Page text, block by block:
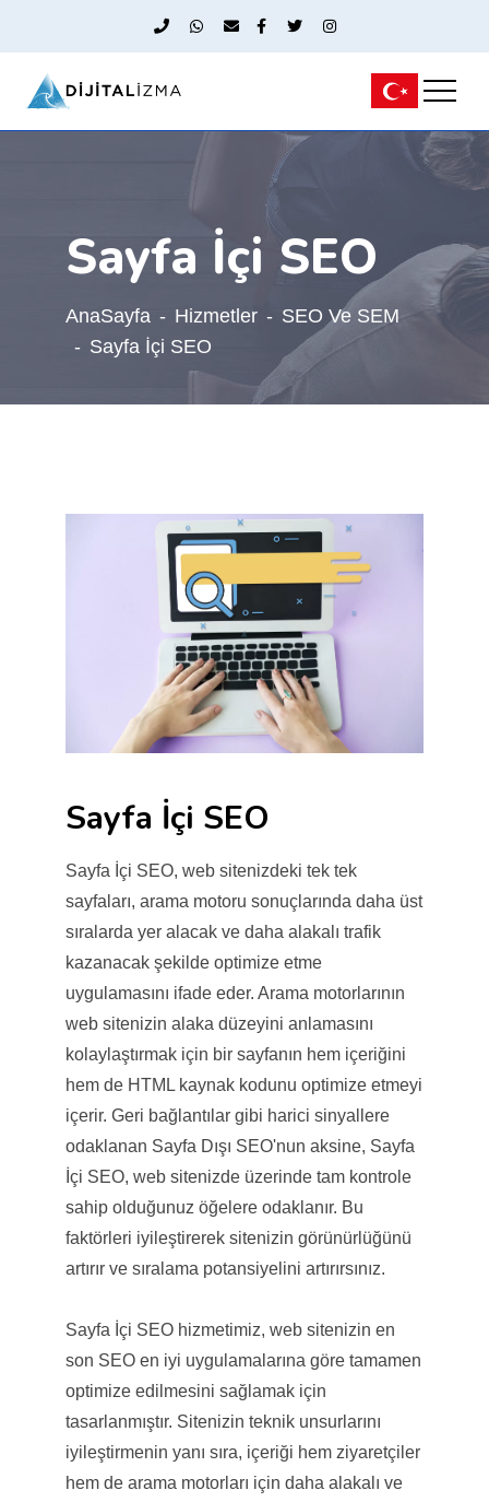
Sayfa İçi SEO
AnaSayfa Hizmetler
SEO Ve SEM
Sayfa İçi SEO
Sayfa İçi SEO
Sayfa İçi SEO, web sitenizdeki tek tek
sayfaları, arama motoru sonuçlarında daha üst
sıralarda yer alacak ve daha alakalı trafik
kazanacak şekilde optimize etme
uygulamasını ifade eder. Arama motorlarının
web sitenizin alaka düzeyini anlamasını
kolaylaştırmak için bir sayfanın hem içeriğini
hem de HTML kaynak kodunu optimize etmeyi
içerir. Geri bağlantılar gibi harici sinyallere
odaklanan Sayfa Dışı SEO'nun aksine, Sayfa
İçi SEO, web sitenizde üzerinde tam kontrole
sahip olduğunuz öğelere odaklanır. Bu
faktörleri iyileştirerek sitenizin görünürlüğünü
artırır ve sıralama potansiyelini artırırsınız.
Sayfa İçi SEO hizmetimiz, web sitenizin en
son SEO en iyi uygulamalarına göre tamamen
optimize edilmesini sağlamak için
tasarlanmıştır. Sitenizin teknik unsurlarını
iyileştirmenin yanı sıra, içeriği hem ziyaretçiler
hem de arama motorları için daha alakalı ve